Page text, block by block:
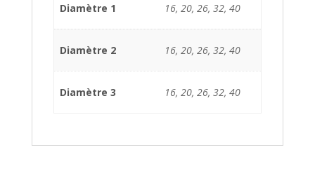
Diamètre 1 16, 20, 26, 32, 40
Diamètre 2 16, 20, 26, 32, 40
Diamètre 3 16, 20, 26, 32, 40